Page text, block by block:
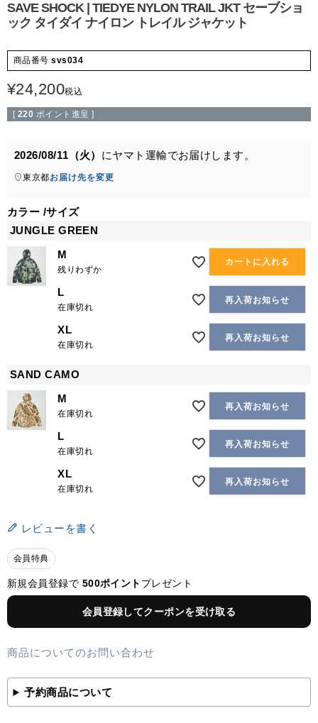
SAVE SHOCK | TIEDYE NYLON TRAIL JKT セーブショ
ック タイダイ ナイロン トレイル ジャケット
商品番号 svs034
¥24,200税込
[ 220 ポイント進呈 ]
2026/08/11（火） にヤマト運輸でお届けします。
東京都お届け先を変更
カラー サイズ
JUNGLE GREEN
M
残りわずか
カートに入れる
L
在庫切れ
再入荷お知らせ
XL
在庫切れ
再入荷お知らせ
SAND CAMO
M
在庫切れ
再入荷お知らせ
L
在庫切れ
再入荷お知らせ
XL
在庫切れ
再入荷お知らせ
レビューを書く
会員特典
新規会員登録で 500ポイント プレゼント
会員登録してクーポンを受け取る
商品についてのお問い合わせ
予約商品について